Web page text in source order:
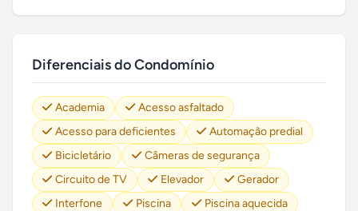
Diferenciais do Condomínio
Academia
Acesso asfaltado
Acesso para deficientes
Automação predial
Bicicletário
Câmeras de segurança
Circuito de TV
Elevador
Gerador
Interfone
Piscina
Piscina aquecida